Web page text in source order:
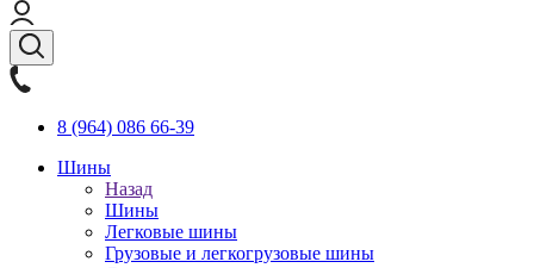
8 (964) 086 66-39
Шины
Назад
Шины
Легковые шины
Грузовые и легкогрузовые шины